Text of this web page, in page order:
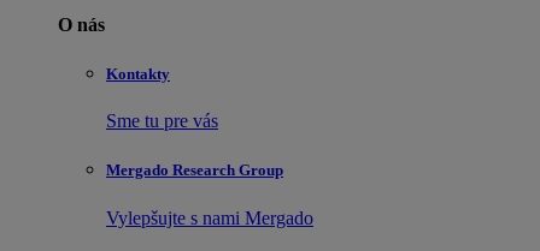
O nás
Kontakty
Sme tu pre vás
Mergado Research Group
Vylepšujte s nami Mergado